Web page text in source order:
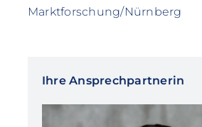
Marktforschung/Nürnberg
Ihre Ansprechpartnerin